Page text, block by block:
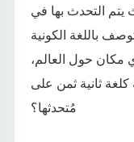
يتم التحدث بها في
باللغة الكونية
مكان حول العالم،
ثانية ثمن على
مُتحدثها؟